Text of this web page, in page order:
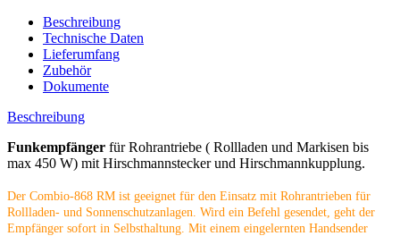
Beschreibung
Technische Daten
Lieferumfang
Zubehör
Dokumente
Beschreibung
Funkempfänger für Rohrantriebe ( Rollladen und Markisen bis
max 450 W) mit Hirschmannstecker und Hirschmannkupplung.
Der Combio-868 RM ist geeignet für den Einsatz mit Rohrantrieben für
Rollladen- und Sonnenschutzanlagen. Wird ein Befehl gesendet, geht der
Empfänger sofort in Selbsthaltung. Mit einem eingelernten Handsender